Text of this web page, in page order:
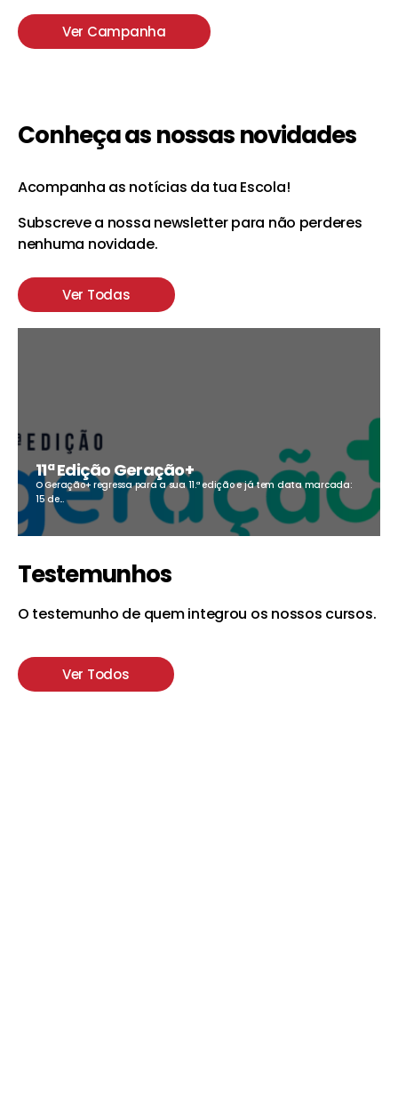
Ver Campanha
Conheça as nossas novidades
Acompanha as notícias da tua Escola!
Subscreve a nossa newsletter para não perderes
nenhuma novidade.
Ver Todas
11ª Edição Geração+
O Geração+ regressa para a sua 11.ª edição e já tem data marcada:
15 de...
Testemunhos
O testemunho de quem integrou os nossos cursos.
Ver Todos